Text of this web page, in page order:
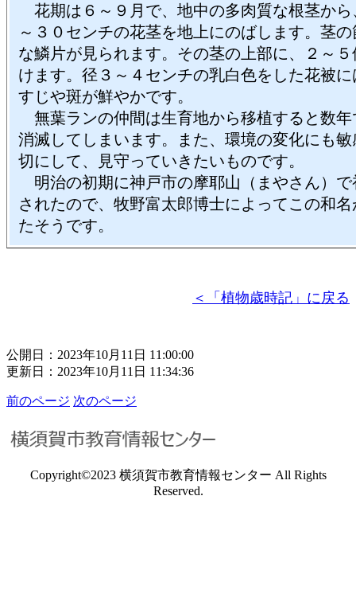
花期は６～９月で、地中の多肉質な根茎から
～３０センチの花茎を地上にのばします。茎
な鱗片が見られます。その茎の上部に、２～
けます。径３～４センチの乳白色をした花被
すじや斑が鮮やかです。
無葉ランの仲間は生育地から移植すると数年
消滅してしまいます。また、環境の変化にも
切にして、見守っていきたいものです。
明治の初期に神戸市の摩耶山（まやさん）で
されたので、牧野富太郎博士によってこの和
たそうです。
＜「植物歳時記」に戻る
公開日：2023年10月11日 11:00:00
更新日：2023年10月11日 11:34:36
前のページ 次のページ
Copyright©2023 横須賀市教育情報センター All Rights
Reserved.